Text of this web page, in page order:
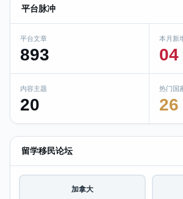
平台脉冲
平台文章
893
本月新
04
内容主题
20
热门国
26
留学移民论坛
加拿大